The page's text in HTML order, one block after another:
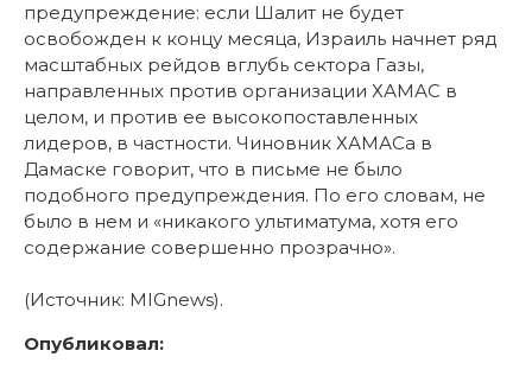
предупреждение: если Шалит не будет
освобожден к концу месяца, Израиль начнет ряд
масштабных рейдов вглубь сектора Газы,
направленных против организации ХАМАС в
целом, и против ее высокопоставленных
лидеров, в частности. Чиновник ХАМАСа в
Дамаске говорит, что в письме не было
подобного предупреждения. По его словам, не
было в нем и «никакого ультиматума, хотя его
содержание совершенно прозрачно».
(Источник: MIGnews).
Опубликовал: